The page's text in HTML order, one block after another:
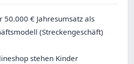
€ Jahresumsatz als
(Streckengeschäft)
stehen Kinder